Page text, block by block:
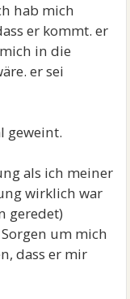
hab mich
er kommt. er
in die
er sei
geweint.
als ich meiner
wirklich war
geredet)
um mich
dass er mir